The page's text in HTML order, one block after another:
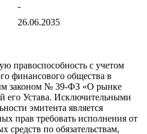
-
26.06.2035
правоспособность с учетом
финансового общества в
законом № 39-ФЗ «О рынке
его Устава. Исключительными
эмитента является
прав требовать исполнения от
по обязательствам,